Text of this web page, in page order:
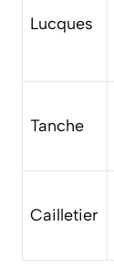
Lucques
Tanche
Cailletier